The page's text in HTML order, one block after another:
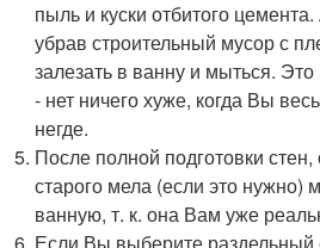
пыль и куски отбитого
убрав строительный мусор с
залезать в ванну и мыться.
- нет ничего хуже, когда Вы
негде.
После полной подготовки стен,
старого мела (если это нужно)
ванную, т. к. она Вам уже
Если Вы выберите раздельный